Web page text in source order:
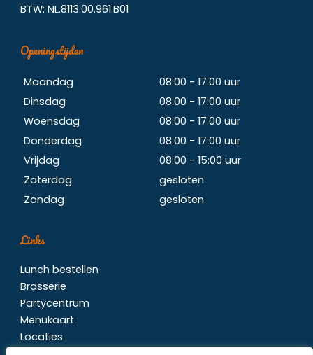
BTW: NL.8113.00.961.B01
Openingstijden
Maandag
08:00 - 17:00 uur
Dinsdag
08:00 - 17:00 uur
Woensdag
08:00 - 17:00 uur
Donderdag
08:00 - 17:00 uur
Vrijdag
08:00 - 15:00 uur
Zaterdag
gesloten
Zondag
gesloten
Links
Lunch bestellen
Brasserie
Partycentrum
Menukaart
Locaties